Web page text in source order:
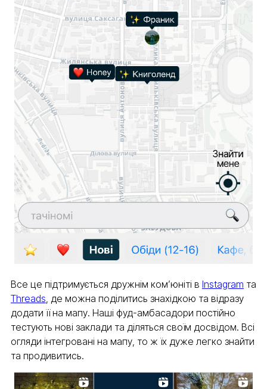
Все це підтримується дружнім ком’юніті в Instagram та
Threads , де можна поділитись знахідкою та відразу
додати її на мапу. Наші фуд-амбасадори постійно
тестують нові заклади та діляться своїм досвідом. Всі
огляди інтегровані на мапу, то ж їх дуже легко знайти
та продивитись.